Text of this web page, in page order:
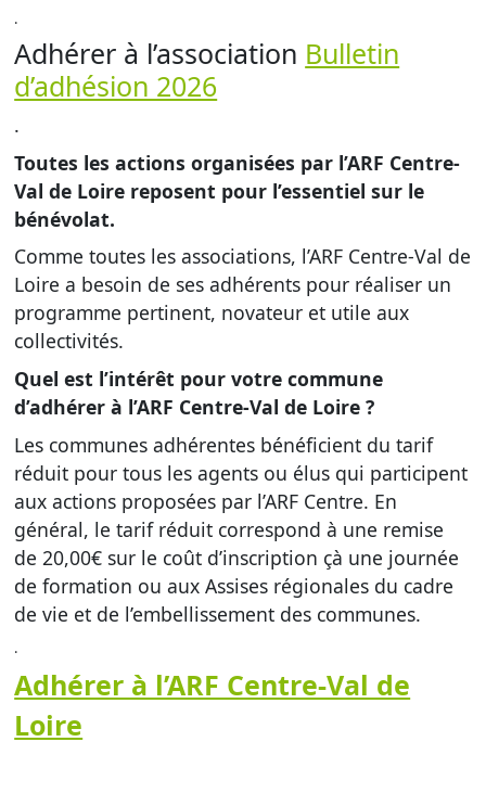
.
Adhérer à l’association Bulletin
d’adhésion 2026
.
Toutes les actions organisées par l’ARF Centre-
Val de Loire reposent pour l’essentiel sur le
bénévolat.
Comme toutes les associations, l’ARF Centre-Val de
Loire a besoin de ses adhérents pour réaliser un
programme pertinent, novateur et utile aux
collectivités.
Quel est l’intérêt pour votre commune
d’adhérer à l’ARF Centre-Val de Loire ?
Les communes adhérentes bénéficient du tarif
réduit pour tous les agents ou élus qui participent
aux actions proposées par l’ARF Centre. En
général, le tarif réduit correspond à une remise
de 20,00€ sur le coût d’inscription çà une journée
de formation ou aux Assises régionales du cadre
de vie et de l’embellissement des communes.
.
Adhérer à l’ARF Centre-Val de
Loire